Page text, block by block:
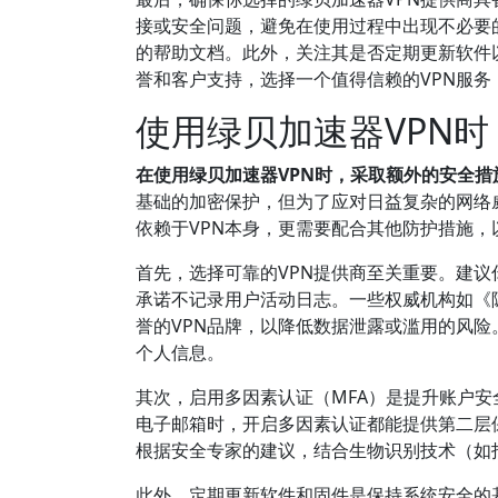
接或安全问题，避免在使用过程中出现不必
的帮助文档。此外，关注其是否定期更新软
誉和客户支持，选择一个值得信赖的VPN服
使用绿贝加速器VPN
在使用绿贝加速器VPN时，采取额外的安全
基础的加密保护，但为了应对日益复杂的网
依赖于VPN本身，更需要配合其他防护措施
首先，选择可靠的VPN提供商至关重要。建
承诺不记录用户活动日志。一些权威机构如
誉的VPN品牌，以降低数据泄露或滥用的风
个人信息。
其次，启用多因素认证（MFA）是提升账户
电子邮箱时，开启多因素认证都能提供第二
根据安全专家的建议，结合生物识别技术（